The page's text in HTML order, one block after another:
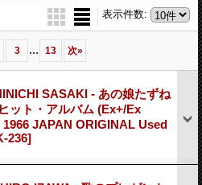
表示件数:
3 ... 13 次»
SASAKI - あの娘たずね
ット・アルバム (Ex+/Ex
JAPAN ORIGINAL Used
236]